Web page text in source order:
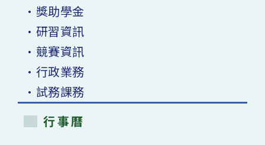
•獎助學金
•研習資訊
•競賽資訊
•行政業務
•試務課務
行事曆